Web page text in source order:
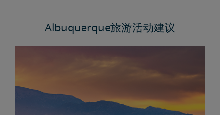
Albuquerque旅游活动建议